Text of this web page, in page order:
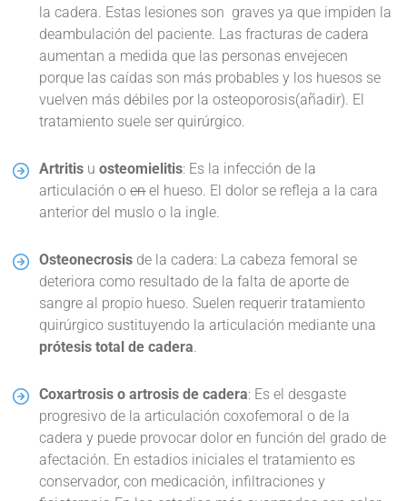
la cadera. Estas lesiones son graves ya que impiden la
deambulación del paciente. Las fracturas de cadera
aumentan a medida que las personas envejecen
porque las caídas son más probables y los huesos se
vuelven más débiles por la osteoporosis(añadir). El
tratamiento suele ser quirúrgico.
Artritis uosteomielitis: Es la infección de la
articulación oenel hueso. El dolor se refleja a la cara
anterior del muslo o la ingle.
Osteonecrosis de la cadera: La cabeza femoral se
deteriora como resultado de la falta de aporte de
sangre al propio hueso. Suelen requerir tratamiento
quirúrgico sustituyendo la articulación mediante una
prótesis total de cadera
Coxartrosis o artrosis de cadera: Es el desgaste
progresivo de la articulación coxofemoral o de la
cadera y puede provocar dolor en función del grado de
afectación. En estadios iniciales el tratamiento es
conservador, con medicación, infiltraciones y